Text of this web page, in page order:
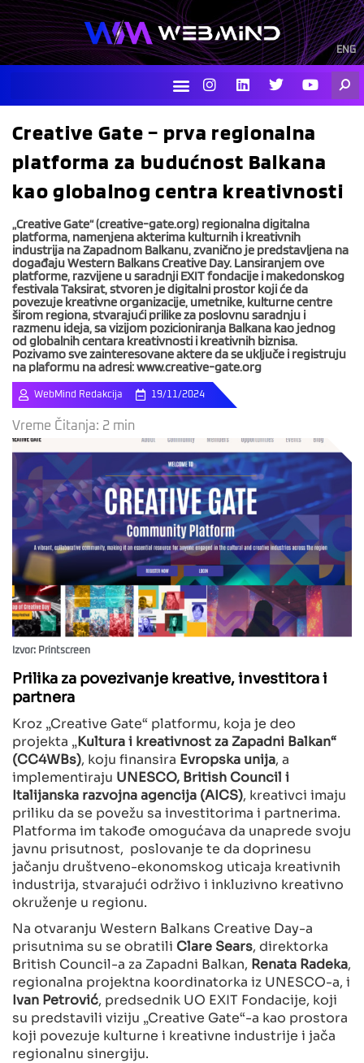
Skip
to
content
ENG
I
n
s
a
r
m
L
i
n
e
i
T
w
i
t
r
Y
o
u
u
e
Creative Gate – prva regionalna
platforma za budućnost Balkana
kao globalnog centra kreativnosti
„Creative Gate“ (creative-gate.org) regionalna digitalna
platforma, namenjena akterima kulturnih i kreativnih
industrija na Zapadnom Balkanu, zvanično je predstavljena na
događaju Western Balkans Creative Day. Lansiranjem ove
platforme, razvijene u saradnji EXIT fondacije i makedonskog
festivala Taksirat, stvoren je digitalni prostor koji će da
povezuje kreativne organizacije, umetnike, kulturne centre
širom regiona, stvarajući prilike za poslovnu saradnju i
razmenu ideja, sa vizijom pozicioniranja Balkana kao jednog
od globalnih centara kreativnosti i kreativnih biznisa.
Pozivamo sve zainteresovane aktere da se uključe i registruju
na plaformu na adresi: www.creative-gate.org
WebMind Redakcija 19/11/2024
Vreme Čitanja: 2 min
Izvor: Printscreen
Prilika za povezivanje kreative, investitora i
partnera
Kroz „Creative Gate“ platformu, koja je deo
projekta „Kultura i kreativnost za Zapadni Balkan“
(CC4WBs), koju finansira Evropska unija, a
implementiraju UNESCO, British Council i
Italijanska razvojna agencija (AICS), kreativci imaju
priliku da se povežu sa investitorima i partnerima.
Platforma im takođe omogućava da unaprede svoju
javnu prisutnost, poslovanje te da doprinesu
jačanju društveno-ekonomskog uticaja kreativnih
industrija, stvarajući održivo i inkluzivno kreativno
okruženje u regionu.
Na otvaranju Western Balkans Creative Day-a
prisutnima su se obratili Clare Sears, direktorka
British Council-a za Zapadni Balkan, Renata Radeka,
regionalna projektna koordinatorka iz UNESCO-a, i
Ivan Petrović, predsednik UO EXIT Fondacije, koji
su predstavili viziju „Creative Gate“-a kao prostora
koji povezuje kulturne i kreativne industrije i jača
regionalnu sinergiju.